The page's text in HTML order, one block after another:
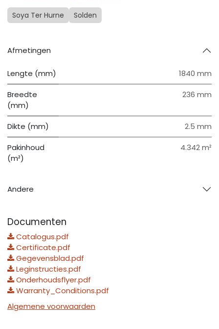
Soya Ter Hurne Solden
Afmetingen
Lengte (mm) 1840 mm
Breedte
(mm)
236 mm
Dikte (mm) 2.5 mm
Pakinhoud
(m²)
4.342 m²
Andere
Documenten
Catalogus.pdf
Certificate.pdf
Gegevensblad.pdf
Leginstructies.pdf
Onderhoudsflyer.pdf
Warranty_Conditions.pdf
Algemene voorwaarden